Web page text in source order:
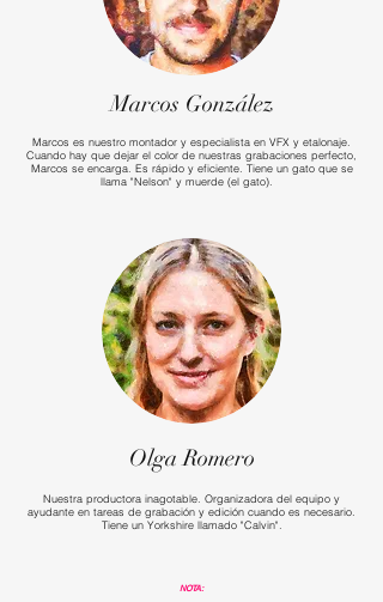
Marcos González
Marcos es nuestro montador y especialista en VFX y etalonaje.
Cuando hay que dejar el color de nuestras grabaciones perfecto,
Marcos se encarga. Es rápido y eficiente. Tiene un gato que se
llama "Nelson" y muerde (el gato).
Olga Romero
Nuestra productora inagotable. Organizadora del equipo y
ayudante en tareas de grabación y edición cuando es necesario.
Tiene un Yorkshire llamado "Calvin".
NOTA: